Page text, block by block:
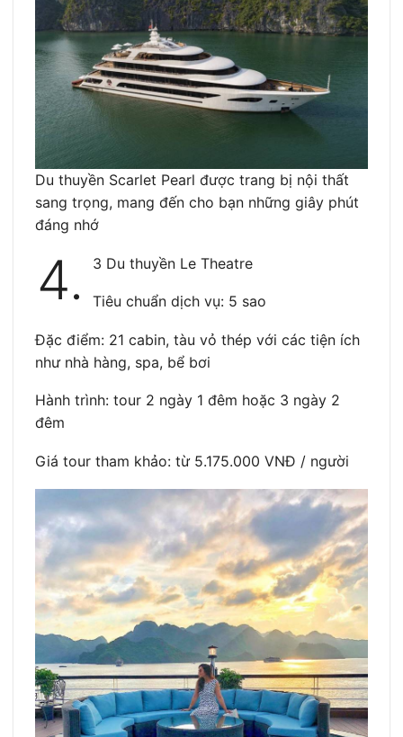
Du thuyền Scarlet Pearl được trang bị nội thất
sang trọng, mang đến cho bạn những giây phút
đáng nhớ
4. 3 Du thuyền Le Theatre
Tiêu chuẩn dịch vụ: 5 sao
Đặc điểm: 21 cabin, tàu vỏ thép với các tiện ích
như nhà hàng, spa, bể bơi
Hành trình: tour 2 ngày 1 đêm hoặc 3 ngày 2
đêm
Giá tour tham khảo: từ 5.175.000 VNĐ / người